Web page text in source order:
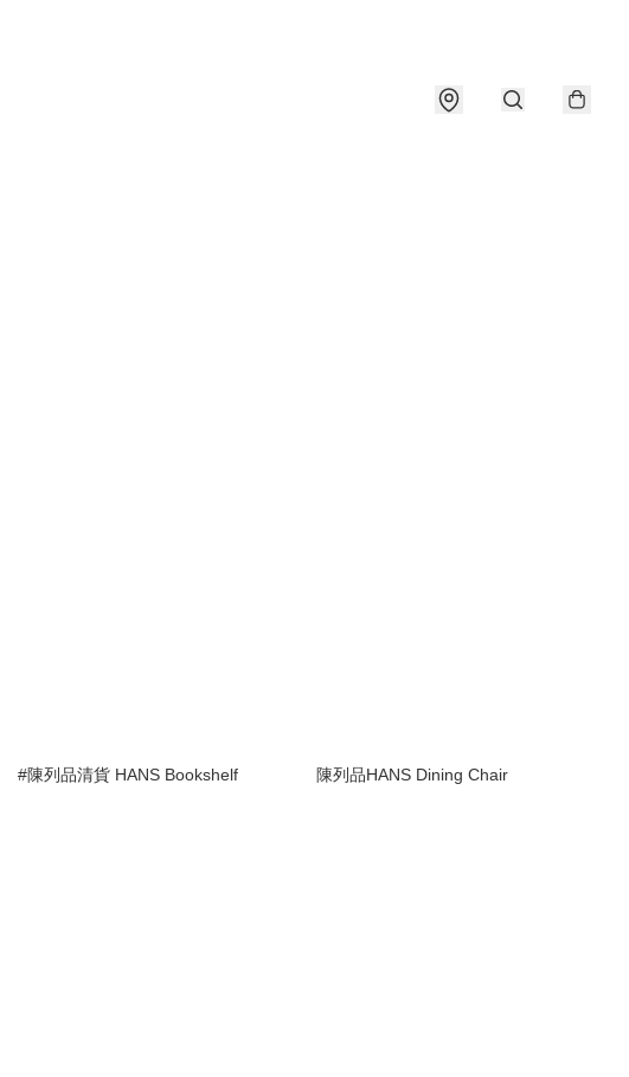
#陳列品清貨 HANS Bookshelf 陳列品HANS Dining Chair